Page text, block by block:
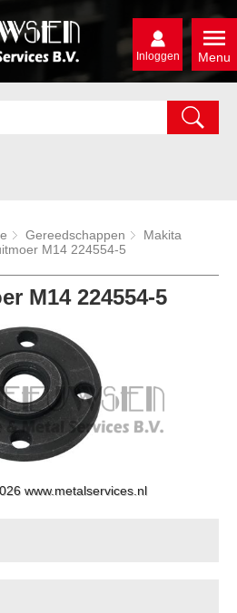
Menu
Inloggen
Gereedschappen
Makita
M14 224554-5
M14 224554-5
www.metalservices.nl